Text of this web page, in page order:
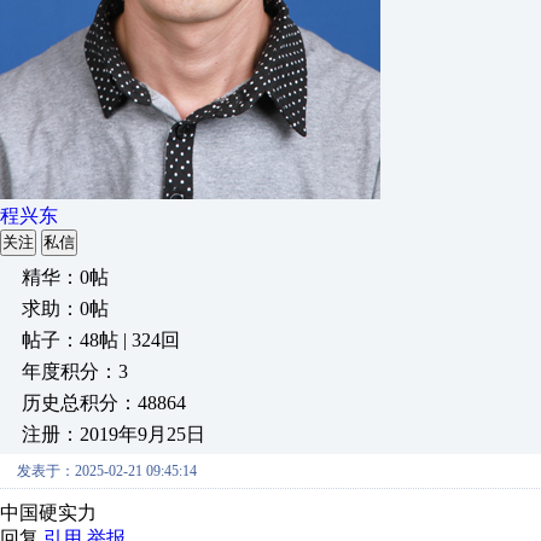
程兴东
关注 私信
精华：0帖
求助：0帖
帖子：48帖 | 324回
年度积分：3
历史总积分：48864
注册：2019年9月25日
发表于：2025-02-21 09:45:14
中国硬实力